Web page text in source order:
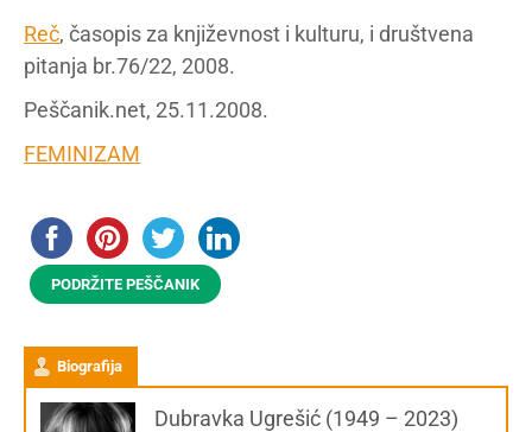
Reč, časopis za književnost i kulturu, i društvena
pitanja br.76/22, 2008.
Peščanik.net, 25.11.2008.
FEMINIZAM
PODRŽITE PEŠČANIK
Biografija
Dubravka Ugrešić (1949 – 2023)